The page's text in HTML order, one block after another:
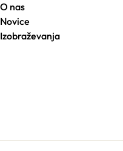
O nas
Novice
Izobraževanja